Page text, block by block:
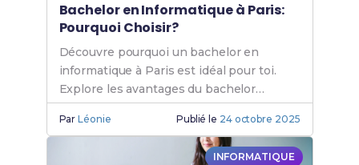
Bachelor en Informatique à Paris:
Pourquoi Choisir?
Découvre pourquoi un bachelor en
informatique à Paris est idéal pour toi.
Explore les avantages du bachelor
informatique Paris et les opportunités de
formation en informatique.
ParLéonie Publié le 24 octobre 2025
INFORMATIQUE